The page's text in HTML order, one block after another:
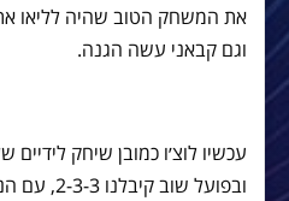
את המשחק הטוב שהיה לליאו
וגם קבאני עשה הגנה.
ובפועל שוב